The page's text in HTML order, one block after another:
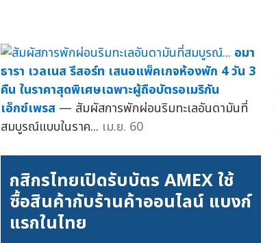
อมา
ธารา เวลเนส รีสอร์ท เสนอแพ็คเกจห้องพัก 4 วัน 3
คืน ในราคาสุดพิเศษเฉพาะผู้ถือบัตรอเมริกัน
เอ็กซ์เพรส — สัมผัสการพักผ่อนริมทะเลอันดามันที่
สมบูรณ์แบบในราค... เม.ย. 60
กสิกรไทยเปิดรับบัตร AMEX ใช้
ซื้อสินค้ากับร้านค้าออนไลน์ แบงก์
แรกในไทย